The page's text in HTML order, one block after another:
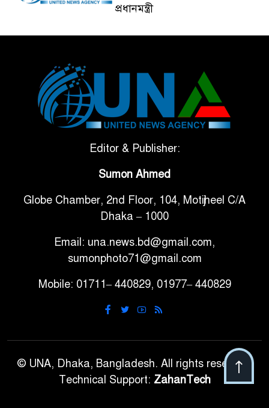
প্রধানমন্ত্রী
টানা ৩ ম্যাচে গোল ভিনির, ইতিহাস
বলছে বিশ্বকাপ জিতবে ব্রাজিল
সরকারি ৩শ কেজি বই বিক্রির
গাড়ি বিক্রির পর মালিকানা
পরিবর্তনে কঠোর নির্দেশনা
আ.লীগ ও বিএনপির বিরুদ্ধে
নাহিদ
ঢাবিতে মাথায় কাঁঠাল পড়ে মালির
Editor & Publisher:
Sumon Ahmed
Globe Chamber, 2nd Floor, 104, Motijheel C/A
Dhaka – 1000
Email: una.news.bd@gmail.com,
sumonphoto71@gmail.com
Mobile: 01711– 440829, 01977– 440829
© UNA, Dhaka, Bangladesh. All rights reserved.
Technical Support: ZahanTech